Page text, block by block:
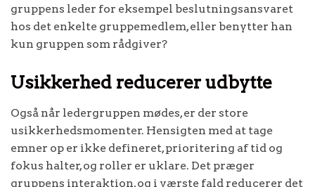
gruppens leder for eksempel beslutningsansvaret
hos det enkelte gruppemedlem, eller benytter han
kun gruppen som rådgiver?
Usikkerhed reducerer udbytte
Også når ledergruppen mødes, er der store
usikkerhedsmomenter. Hensigten med at tage
emner op er ikke defineret, prioritering af tid og
fokus halter, og roller er uklare. Det præger
gruppens interaktion, og i værste fald reducerer det